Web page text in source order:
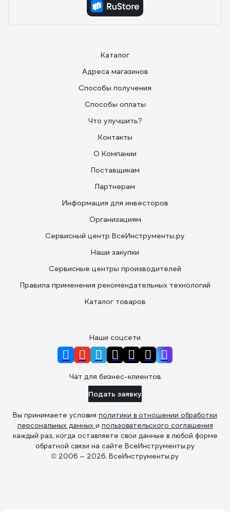
Каталог
Адреса магазинов
Способы получения
Способы оплаты
Что улучшить?
Контакты
О Компании
Поставщикам
Партнерам
Информация для инвесторов
Организациям
Сервисный центр ВсеИнструменты.ру
Наши закупки
Сервисные центры производителей
Правила применения рекомендательных технологий
Каталог товаров
Наши соцсети
Чат для бизнес-клиентов
Подать заявку
Вы принимаете условия политики в отношении обработки
персональных данных и пользовательского соглашения
каждый раз, когда оставляете свои данные в любой форме
обратной связи на сайте ВсеИнструменты.ру
© 2006 — 2026. ВсеИнструменты.ру